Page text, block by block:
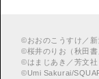
©おおのこうすけ／新
©桜井のりお（秋田
©はまじあき／芳文社
© Umi Sakurai/